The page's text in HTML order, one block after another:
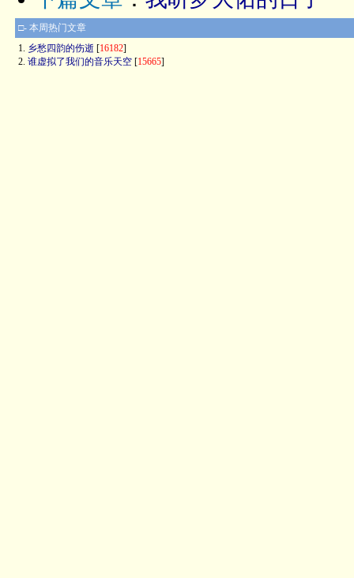
□- 本周热门文章
1. 乡愁四韵的伤逝 [16182]
2. 谁虚拟了我们的音乐天空 [15665]